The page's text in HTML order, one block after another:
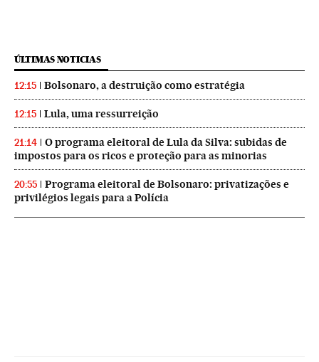
ÚLTIMAS NOTICIAS
12:15 Bolsonaro, a destruição como estratégia
12:15 Lula, uma ressurreição
21:14
O programa eleitoral de Lula da Silva: subidas de
impostos para os ricos e proteção para as minorias
20:55
Programa eleitoral de Bolsonaro: privatizações e
privilégios legais para a Polícia